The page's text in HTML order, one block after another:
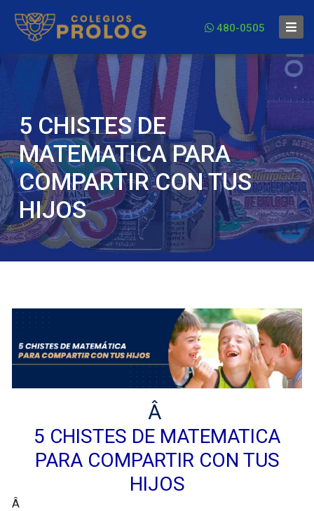
480-0505
5 CHISTES DE
MATEMATICA PARA
COMPARTIR CON TUS
HIJOS
Â
5 CHISTES DE MATEMATICA
PARA COMPARTIR CON TUS
HIJOS
Â